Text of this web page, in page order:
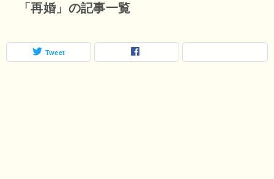
「再婚」の記事一覧
Tweet